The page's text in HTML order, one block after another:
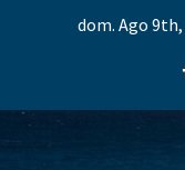
dom. Ago 9th,